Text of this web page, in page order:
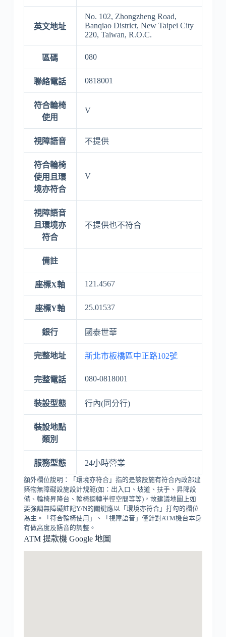
英文地址
No. 102, Zhongzheng Road,
Banqiao District, New Taipei City
220, Taiwan, R.O.C.
區碼 080
聯絡電話 0818001
符合輪椅
使用
V
視障語音 不提供
符合輪椅
使用且環
境亦符合
V
視障語音
且環境亦
符合
不提供也不符合
備註
座標X軸 121.4567
座標Y軸 25.01537
銀行 國泰世華
完整地址 新北市板橋區中正路102號
完整電話 080-0818001
裝設型態 行內(同分行)
裝設地點
類別
服務型態 24小時營業
額外欄位說明：「環境亦符合」指的是該設施有符合內政部建
築物無障礙設施設計規範(如：出入口、坡道、扶手、昇降設
備、輪椅昇降台、輪椅迴轉半徑空間等等)，故建議地圖上如
要強調無障礙註記Y/N的關鍵應以「環境亦符合」打勾的欄位
為主。「符合輪椅使用」、「視障語音」僅針對ATM機台本身
有做高度及語音的調整。
ATM 提款機 Google 地圖